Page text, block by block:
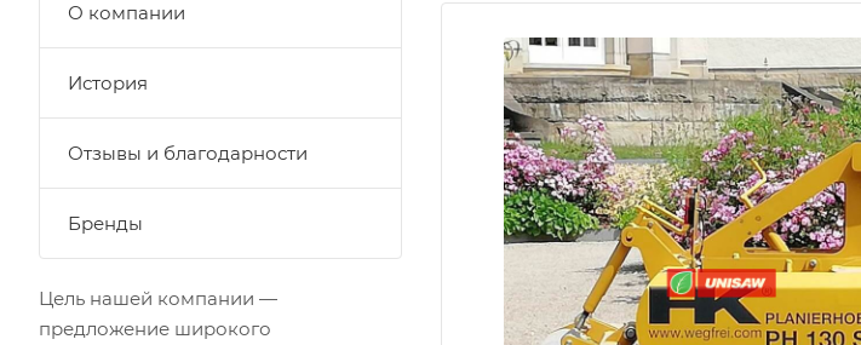
О компании
История
Отзывы и благодарности
Бренды
Цель нашей компании —
предложение широкого